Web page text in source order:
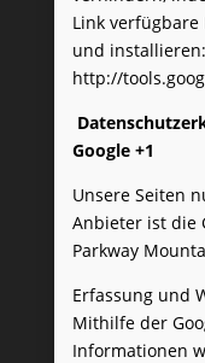
Link
und installieren:
http://
Google +1
Unsere Seiten
Anbieter ist die
Parkway
Erfassung und
Mithilfe der
Informationen